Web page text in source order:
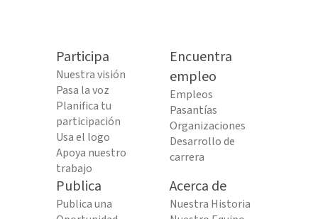
Participa
Nuestra visión
Pasa la voz
Planifica tu
participación
Usa el logo
Apoya nuestro
trabajo
Encuentra
empleo
Empleos
Pasantías
Organizaciones
Desarrollo de
carrera
Publica
Publica una
Acerca de
Nuestra Historia